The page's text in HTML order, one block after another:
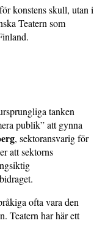
konstens skull, utan i
Teatern som
tanken
publik” att gynna
, sektoransvarig för
att sektorns
ofta vara den
Teatern har här ett